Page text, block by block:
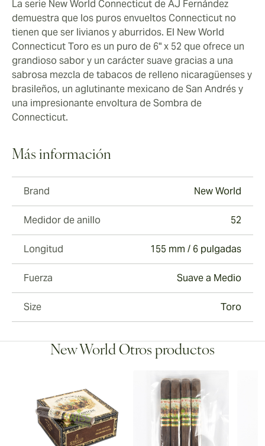
La serie New World Connecticut de AJ Fernández
demuestra que los puros envueltos Connecticut no
tienen que ser livianos y aburridos. El New World
Connecticut Toro es un puro de 6" x 52 que ofrece un
grandioso sabor y un carácter suave gracias a una
sabrosa mezcla de tabacos de relleno nicaragüenses y
brasileños, un aglutinante mexicano de San Andrés y
una impresionante envoltura de Sombra de
Connecticut.
Más información
Brand New World
Medidor de anillo 52
Longitud 155 mm / 6 pulgadas
Fuerza Suave a Medio
Size Toro
New World Otros productos